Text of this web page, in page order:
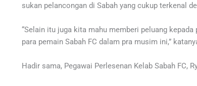
sukan pelancongan di Sabah yang cukup terkenal
“Selain itu juga kita mahu memberi peluang
para pemain Sabah FC dalam pra musim ini,”
Hadir sama, Pegawai Perlesenan Kelab Sabah FC,